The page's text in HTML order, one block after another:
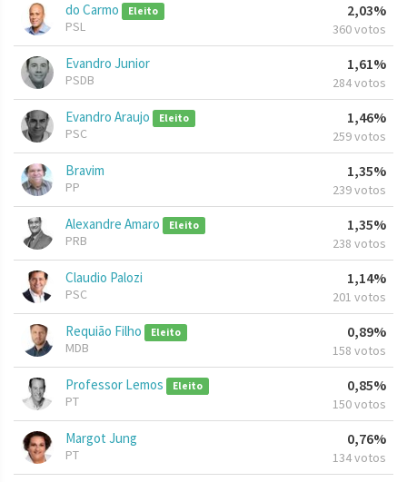
do Carmo Eleito
PSL
2,03%
360 votos
Evandro Junior
PSDB
1,61%
284 votos
Evandro Araujo Eleito
PSC
1,46%
259 votos
Bravim
PP
1,35%
239 votos
Alexandre Amaro Eleito
PRB
1,35%
238 votos
Claudio Palozi
PSC
1,14%
201 votos
Requião Filho Eleito
MDB
0,89%
158 votos
Professor Lemos Eleito
PT
0,85%
150 votos
Margot Jung
PT
0,76%
134 votos